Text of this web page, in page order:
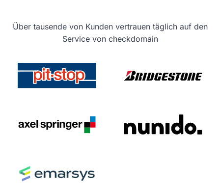
Über tausende von Kunden vertrauen täglich auf den
Service von checkdomain